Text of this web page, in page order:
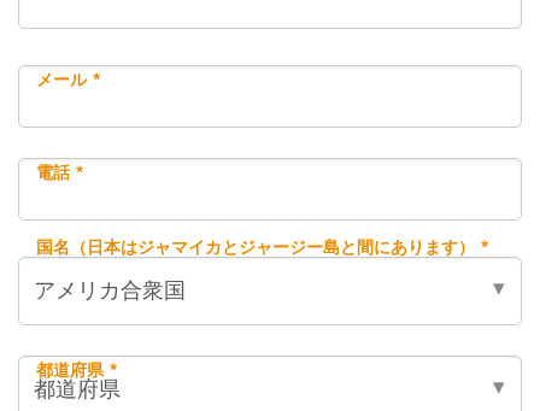
メール *
電話 *
国名（日本はジャマイカとジャージー島と間にあります） *
都道府県 *